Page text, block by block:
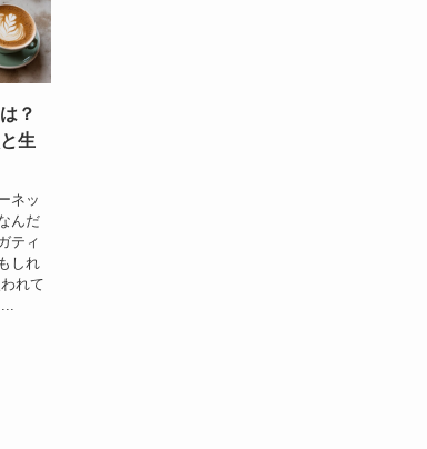
？
生
ネッ
んだ
ティ
しれ
れて